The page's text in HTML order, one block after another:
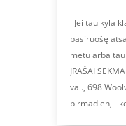
Jei tau kyla
pasiruošę
metu arba tau
ĮRAŠAI
val., 698
pirmadienį -